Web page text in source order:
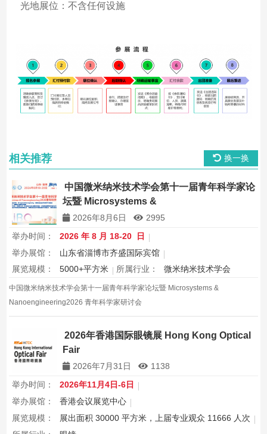
光地展位：不含任何设施
相关推荐 换一换
中国微米纳米技术学会第十一届青年科学家论
坛暨 Microsystems &
Nanoengineering2026 青年科学家研讨会
2026年8月6日
2995
举办时间：
2026 年 8 月 18-20 日
举办展馆：
山东省淄博市齐盛国际宾馆
展览规模：
5000+平方米 所属行业： 微米纳米技术学会
中国微米纳米技术学会第十一届青年科学家论坛暨 Microsystems &
Nanoengineering2026 青年科学家研讨会
2026年香港国际眼镜展 Hong Kong Optical
Fair
2026年7月31日
1138
举办时间：
2026年11月4日-6日
举办展馆：
香港会议展览中心
展览规模：
展出面积 30000 平方米，上届专业观众 11666 人次